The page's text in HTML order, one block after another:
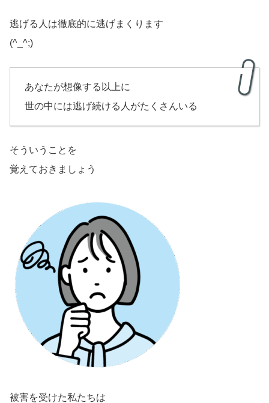
逃げる人は徹底的に逃げまくります
(^_^;)
あなたが想像する以上に
世の中には逃げ続ける人がたくさんいる
そういうことを
覚えておきましょう
被害を受けた私たちは